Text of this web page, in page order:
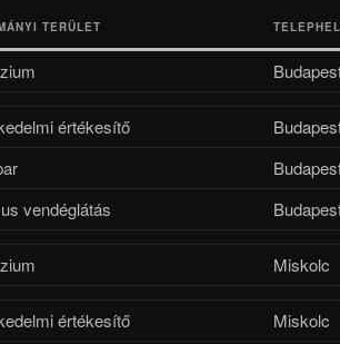
TERÜLET
értékesítő
vendéglátás
Miskolc
értékesítő Miskolc